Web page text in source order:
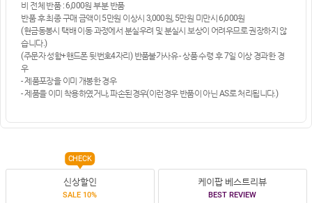
비 전체 반품 : 6,000원 부분 반품
반품 후 최종 구매 금액이 5만원 이상시 3,000원, 5만원 미만시 6,000원
(현금동봉시 택배 이동 과정에서 분실우려 및 분실시 보상이 어려우므로 권장하지 않
습니다.)
(주문자 성함+핸드폰 뒷번호4자리) 반품불가사유 - 상품 수령 후 7일 이상 경과한 경
우
- 제품포장을 이미 개봉한 경우
- 제품을 이미 착용하였거나, 파손된경우(이런경우 반품이 아닌 AS로 처리됩니다.)
신상할인
SALE 10%
CHECK
케이팝 베스트리뷰
BEST REVIEW